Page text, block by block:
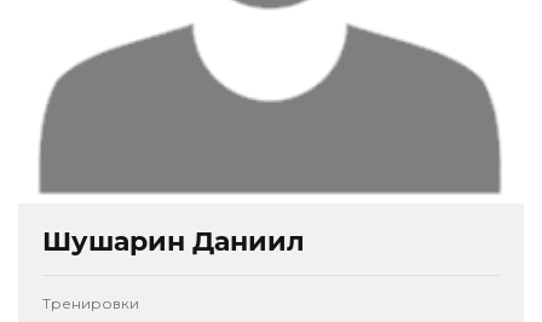
Шушарин Даниил
Тренировки